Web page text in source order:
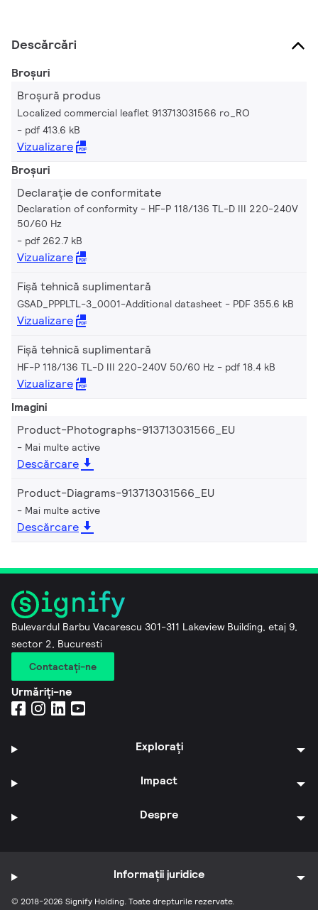
Descărcări
Broșuri
Broșură produs
Localized commercial leaflet 913713031566 ro_RO
pdf 413.6 kB
Vizualizare
Broșuri
Declarație de conformitate
Declaration of conformity - HF-P 118/136 TL-D III 220-240V
50/60 Hz
pdf 262.7 kB
Vizualizare
Fișă tehnică suplimentară
GSAD_PPPLTL-3_0001-Additional datasheet PDF 355.6 kB
Vizualizare
Fișă tehnică suplimentară
HF-P 118/136 TL-D III 220-240V 50/60 Hz pdf 18.4 kB
Vizualizare
Imagini
Product-Photographs-913713031566_EU
Mai multe active
Descărcare
Product-Diagrams-913713031566_EU
Mai multe active
Descărcare
Bulevardul Barbu Vacarescu 301-311 Lakeview Building, etaj 9,
sector 2, Bucuresti
Contactaţi-ne
Urmăriți-ne
Explorați
Impact
Despre
© 2018-2026 Signify Holding. Toate drepturile rezervate.
Informații juridice